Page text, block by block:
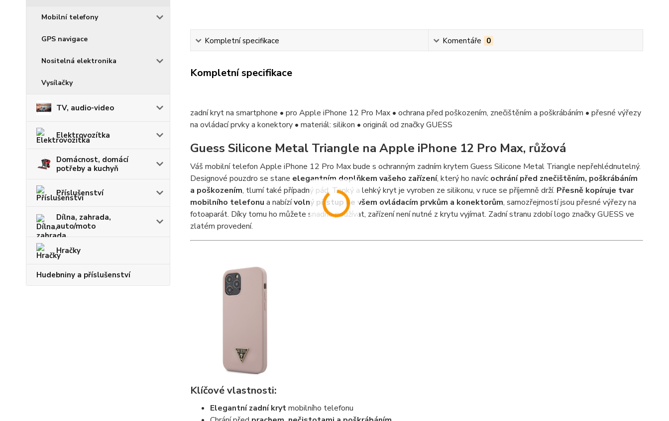
Mobilní telefony
GPS navigace
Nositelná elektronika
Vysílačky
TV, audio-video
Elektrovozítka
Domácnost, domácí
potřeby a kuchyň
Příslušenství
Dílna, zahrada,
auto/moto
Hračky
Hudebniny a příslušenství
Kompletní specifikace Komentáře 0
Kompletní specifikace
zadní kryt na smartphone • pro Apple iPhone 12 Pro Max • ochrana před poškozením, znečištěním a poškrábáním • přesné výřezy
na ovládací prvky a konektory • materiál: silikon • originál od značky GUESS
Guess Silicone Metal Triangle na Apple iPhone 12 Pro Max, růžová
Váš mobilní telefon Apple iPhone 12 Pro Max bude s ochranným zadním krytem Guess Silicone Metal Triangle nepřehlédnutelný.
Designové pouzdro se stane elegantním doplňkem vašeho zařízení, který ho navíc ochrání před znečištěním, poškrábáním
a poškozením, tlumí také případný pád. Tenký a lehký kryt je vyroben ze silikonu, v ruce se příjemně drží. Přesně kopíruje tvar
mobilního telefonu a nabízívolný přístup ke všem ovládacím prvkům a konektorům, samozřejmostí jsou přesné výřezy na
fotoaparát. Díky tomu ho můžete snadno používat, zařízení není nutné z krytu vyjímat. Zadní stranu zdobí logo značky GUESS ve
zlatém provedení.
Klíčové vlastnosti:
Elegantní zadní krytmobilního telefonu